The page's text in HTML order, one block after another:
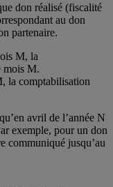
don réalisé (fiscalité
au don
partenaire.
M, la
mois M.
la comptabilisation
avril de l’année N
exemple, pour un don
communiqué jusqu’au